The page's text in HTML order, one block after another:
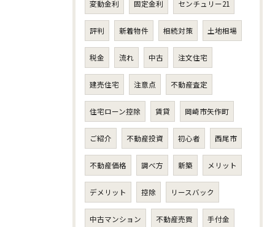
変動金利 固定金利 センチュリー21
評判 新着物件 相続対策 土地相場
税金 流れ 中古 注文住宅
建売住宅 注意点 不動産査定
住宅ローン控除 賃貸 岡崎市矢作町
ご紹介 不動産投資 初心者 西尾市
不動産価格 調べ方 新築 メリット
デメリット 控除 リースバック
中古マンション 不動産売買 手付金